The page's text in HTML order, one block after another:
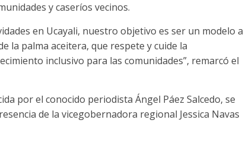
y caseríos vecinos.
en Ucayali, nuestro objetivo es ser un modelo a
la palma aceitera, que respete y cuide la
inclusivo para las comunidades”, remarcó el
por el conocido periodista Ángel Páez Salcedo, se
de la vicegobernadora regional Jessica Navas